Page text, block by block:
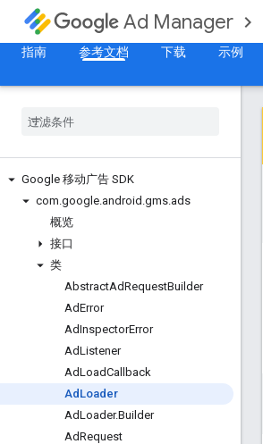
Ad Manager
指南
参考文档 下载 示例
Google 移动广告 SDK
com.google.android .gms.ads
概览
接口
类
AbstractAdRequestBuilder
AdError
AdInspectorError
AdListener
AdLoadCallback
Ad Loader
AdLoader.Builder
AdRequest